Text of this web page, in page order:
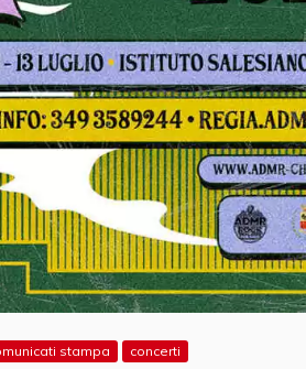
stampa concerti